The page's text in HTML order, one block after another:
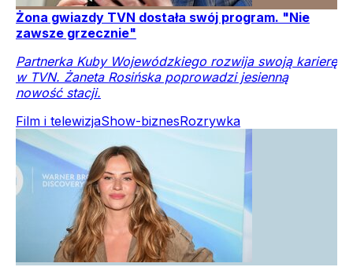
Żona gwiazdy TVN dostała swój program. "Nie
zawsze grzecznie"
Partnerka Kuby Wojewódzkiego rozwija swoją karierę
w TVN. Żaneta Rosińska poprowadzi jesienną
nowość stacji.
Film i telewizjaShow-biznesRozrywka